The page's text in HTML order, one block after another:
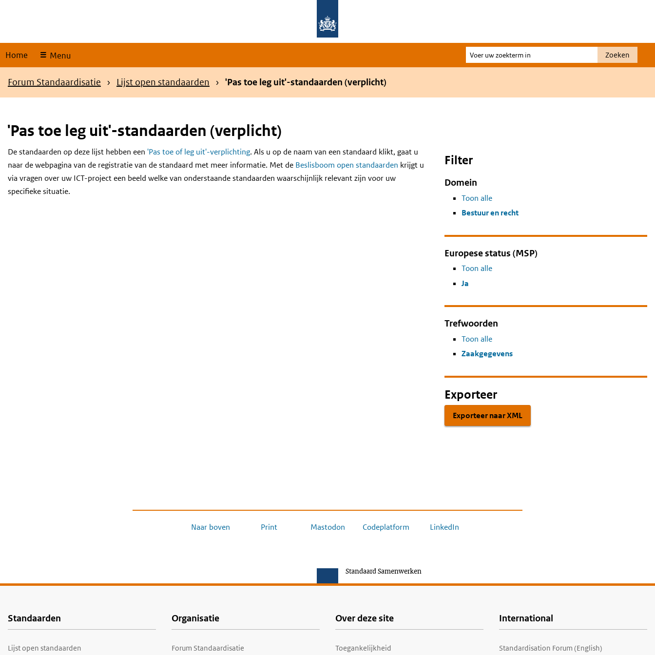
Home Menu
Voer
uw
Zoeken
Kruimelpad
Forum Standaardisatie Lijst open standaarden 'Pas toe leg uit'-standaarden (verplicht)
'Pas toe leg uit'-standaarden (verplicht)
Content
De standaarden op deze lijst hebben een 'Pas toe of leg uit'-verplichting. Als u op de naam van een standaard klikt, gaat u
naar de webpagina van de registratie van de standaard met meer informatie. Met de Beslisboom open standaarden krijgt u
via vragen over uw ICT-project een beeld welke van onderstaande standaarden waarschijnlijk relevant zijn voor uw
specifieke situatie.
Filter
Domein
Toon alle
Bestuur en recht
Europese status (MSP)
Toon alle
Ja
Trefwoorden
Toon alle
Zaakgegevens
Exporteer
Exporteer naar XML
Naar boven Print Mastodon Codeplatform LinkedIn
Standaard Samenwerken
Voet
Standaarden
Lijst open standaarden
Organisatie
Forum Standaardisatie
Over deze site
Toegankelijkheid
International
Standardisation Forum (English)